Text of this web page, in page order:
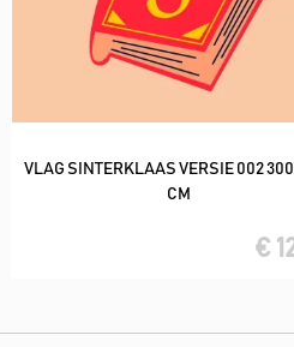
In winkelwagen
VLAG SINTERKLAAS VERSIE 002
CM
€